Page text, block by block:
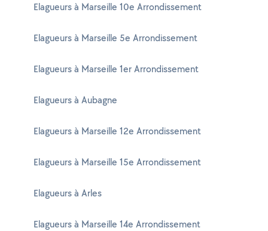
Elagueurs à Marseille 10e Arrondissement
Elagueurs à Marseille 5e Arrondissement
Elagueurs à Marseille 1er Arrondissement
Elagueurs à Aubagne
Elagueurs à Marseille 12e Arrondissement
Elagueurs à Marseille 15e Arrondissement
Elagueurs à Arles
Elagueurs à Marseille 14e Arrondissement